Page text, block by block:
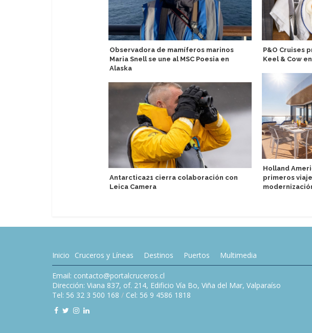
Observadora de mamíferos marinos
Maria Snell se une al MSC Poesia en
Alaska
Antarctica21 cierra colaboración con
Leica Camera
P&O Cruises
Keel & Cow
Holland
primeros
Inicio Cruceros y Líneas Destinos Puertos Multimedia
Email: contacto@portalcruceros.cl
Dirección: Viana 837, of. 214, Edificio Vía Bo, Viña del Mar, Valparaíso
Tel: 56 32 3 500 168 / Cel: 56 9 4586 1818